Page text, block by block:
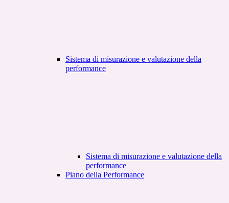
Sistema di misurazione e valutazione della
performance
Sistema di misurazione e valutazione della
performance
Piano della Performance